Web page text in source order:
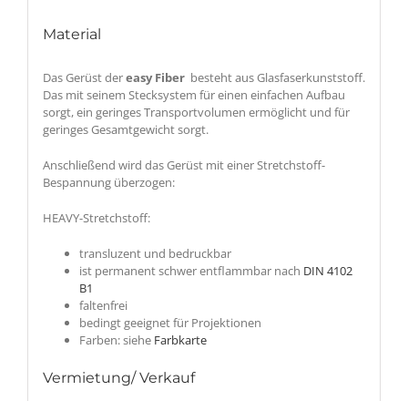
Material
Das Gerüst dereasy Fiber besteht aus Glasfaserkunststoff.
Das mit seinem Stecksystem für einen einfachen Aufbau
sorgt, ein geringes Transportvolumen ermöglicht und für
geringes Gesamtgewicht sorgt.
Anschließend wird das Gerüst mit einer Stretchstoff-
Bespannung überzogen:
HEAVY-Stretchstoff:
transluzent und bedruckbar
ist permanent schwer entflammbar nach DIN 4102
B1
faltenfrei
bedingt geeignet für Projektionen
Farben: siehe Farbkarte
Vermietung/ Verkauf